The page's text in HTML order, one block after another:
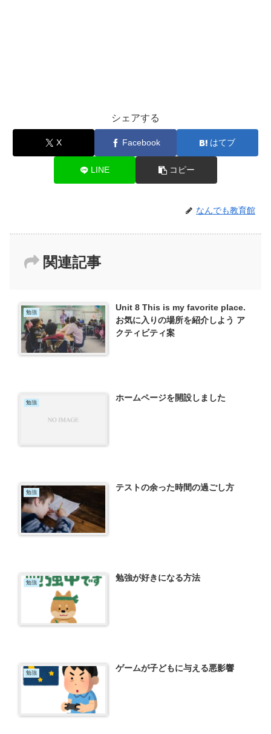
シェアする
X Facebook はてブ
LINE コピー
なんでも教育館
関連記事
勉強
Unit 8 This is my favorite place.
お気に入りの場所を紹介しよう ア
クティビティ案
勉強 ホームページを開設しました
勉強 テストの余った時間の過ごし方
勉強 勉強が好きになる方法
勉強 ゲームが子どもに与える悪影響